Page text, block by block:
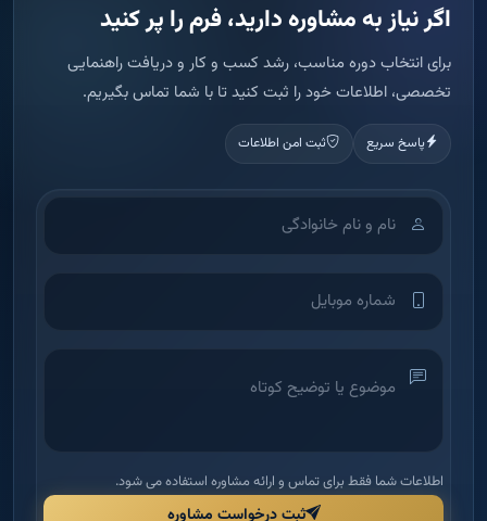
اگر نیاز به مشاوره دارید، فرم را پر کنید
برای انتخاب دوره مناسب، رشد کسب و کار و دریافت راهنمایی
تخصصی، اطلاعات خود را ثبت کنید تا با شما تماس بگیریم.
پاسخ سریع ثبت امن اطلاعات
اطلاعات شما فقط برای تماس و ارائه مشاوره استفاده می شود.
ثبت درخواست مشاوره